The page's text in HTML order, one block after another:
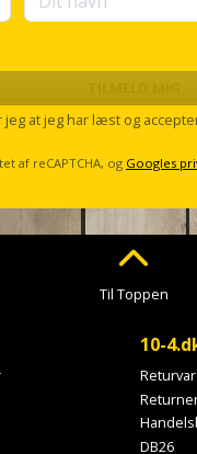
at jeg har læst og
af reCAPTCHA, og Googles
Til Toppen
10-
DB26